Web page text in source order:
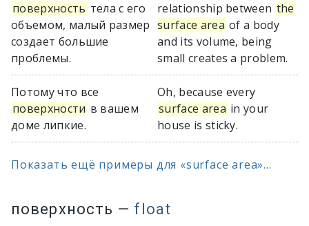
поверхность тела с его
объемом, малый размер
создает большие
проблемы.
relationship between the
surface area of a body
and its volume, being
small creates a problem.
Потому что все
поверхности в вашем
доме липкие.
Oh, because every
surface area in your
house is sticky.
Показать ещё примеры для «surface area»...
поверхность — float